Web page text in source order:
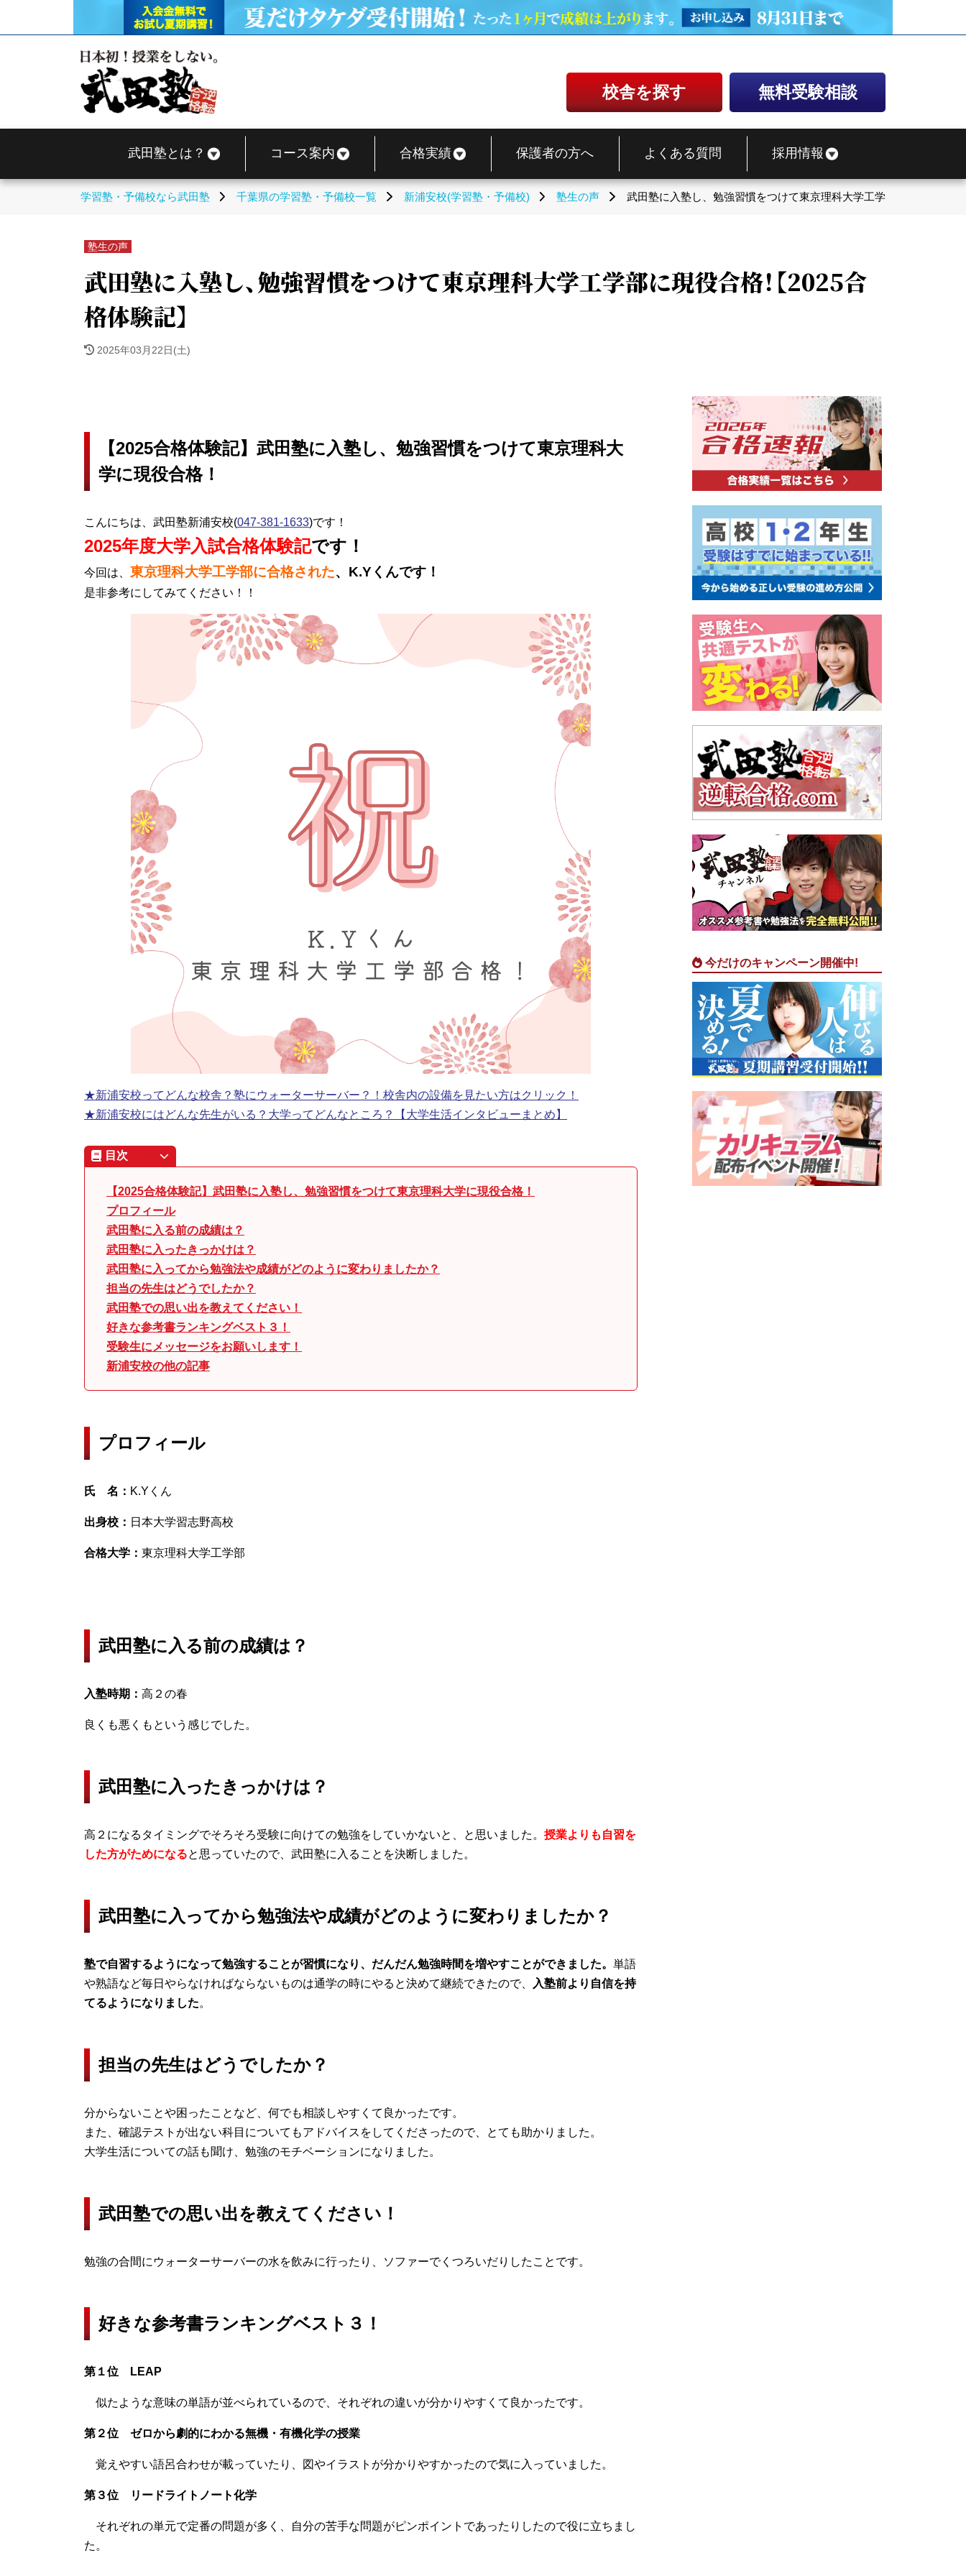
校舎を探す 無料受験相談
武田塾とは？ コース案内 合格実績 保護者の方へ よくある質問 採用情報
学習塾・予備校なら武田塾 千葉県の学習塾・予備校一覧 新浦安校(学習塾・予備校) 塾生の声 武田塾に入塾し、勉強習慣をつけて東京理科大学工学部に現役合格！
塾生の声
武田塾に入塾し、勉強習慣をつけて東京理科大学工学部に現役合格！【2025合
格体験記】
2025年03月22日(土)
【2025合格体験記】武田塾に入塾し、勉強習慣をつけて東京理科大
学に現役合格！
こんにちは、武田塾新浦安校(047-381-1633)です！
2025年度大学入試合格体験記です！
今回は、 東京理科大学工学部に合格された、K.Yくんです！
是非参考にしてみてください！！
★新浦安校ってどんな校舎？塾にウォーターサーバー？！校舎内の設備を見たい方はクリック！
★新浦安校にはどんな先生がいる？大学ってどんなところ？【大学生活インタビューまとめ】
目次
【2025合格体験記】武田塾に入塾し、勉強習慣をつけて東京理科大学に現役合格！
プロフィール
武田塾に入る前の成績は？
武田塾に入ったきっかけは？
武田塾に入ってから勉強法や成績がどのように変わりましたか？
担当の先生はどうでしたか？
武田塾での思い出を教えてください！
好きな参考書ランキングベスト３！
受験生にメッセージをお願いします！
新浦安校の他の記事
プロフィール
氏 名： K.Yくん
出身校： 日本大学習志野高校
合格大学： 東京理科大学工学部
武田塾に入る前の成績は？
入塾時期： 高２の春
良くも悪くもという感じでした。
武田塾に入ったきっかけは？
高２になるタイミングでそろそろ受験に向けての勉強をしていかないと、と思いました。 授業よりも自習を
した方がためになると思っていたので、武田塾に入ることを決断しました。
武田塾に入ってから勉強法や成績がどのように変わりましたか？
塾で自習するようになって勉強することが習慣になり、だんだん勉強時間を増やすことができました。 単語
や熟語など毎日やらなければならないものは通学の時にやると決めて継続できたので、
入塾前より自信を持
てるようになりました。
担当の先生はどうでしたか？
分からないことや困ったことなど、何でも相談しやすくて良かったです。
また、確認テストが出ない科目についてもアドバイスをしてくださったので、とても助かりました。
大学生活についての話も聞け、勉強のモチベーションになりました。
武田塾での思い出を教えてください！
勉強の合間にウォーターサーバーの水を飲みに行ったり、ソファーでくつろいだりしたことです。
好きな参考書ランキングベスト３！
第１位 LEAP
似たような意味の単語が並べられているので、それぞれの違いが分かりやすくて良かったです。
第２位 ゼロから劇的にわかる無機・有機化学の授業
覚えやすい語呂合わせが載っていたり、図やイラストが分かりやすかったので気に入っていました。
第３位 リードライトノート化学
それぞれの単元で定番の問題が多く、自分の苦手な問題がピンポイントであったりしたので役に立ちまし
た。
今だけのキャンペーン開催中!